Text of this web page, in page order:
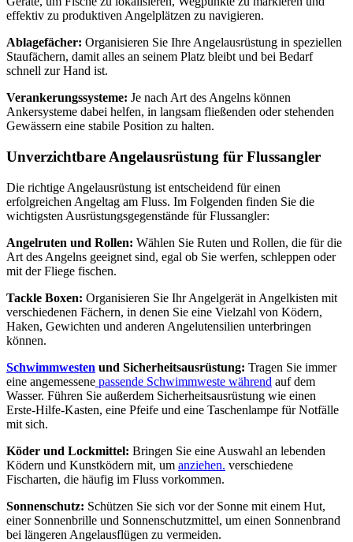
effektiv zu produktiven Angelplätzen zu navigieren.
Ablagefächer: Organisieren Sie Ihre Angelausrüstung in speziellen
Staufächern, damit alles an seinem Platz bleibt und bei Bedarf
schnell zur Hand ist.
Verankerungssysteme: Je nach Art des Angelns können
Ankersysteme dabei helfen, in langsam fließenden oder stehenden
Gewässern eine stabile Position zu halten.
Unverzichtbare Angelausrüstung für Flussangler
Die richtige Angelausrüstung ist entscheidend für einen
erfolgreichen Angeltag am Fluss. Im Folgenden finden Sie die
wichtigsten Ausrüstungsgegenstände für Flussangler:
Angelruten und Rollen: Wählen Sie Ruten und Rollen, die für die
Art des Angelns geeignet sind, egal ob Sie werfen, schleppen oder
mit der Fliege fischen.
Tackle Boxen: Organisieren Sie Ihr Angelgerät in Angelkisten mit
verschiedenen Fächern, in denen Sie eine Vielzahl von Ködern,
Haken, Gewichten und anderen Angelutensilien unterbringen
können.
Schwimmwesten und Sicherheitsausrüstung: Tragen Sie immer
eine angemessene passende Schwimmweste während auf dem
Wasser. Führen Sie außerdem Sicherheitsausrüstung wie einen
Erste-Hilfe-Kasten, eine Pfeife und eine Taschenlampe für Notfälle
mit sich.
Köder und Lockmittel: Bringen Sie eine Auswahl an lebenden
Ködern und Kunstködern mit, um anziehen. verschiedene
Fischarten, die häufig im Fluss vorkommen.
Sonnenschutz: Schützen Sie sich vor der Sonne mit einem Hut,
einer Sonnenbrille und Sonnenschutzmittel, um einen Sonnenbrand
bei längeren Angelausflügen zu vermeiden.